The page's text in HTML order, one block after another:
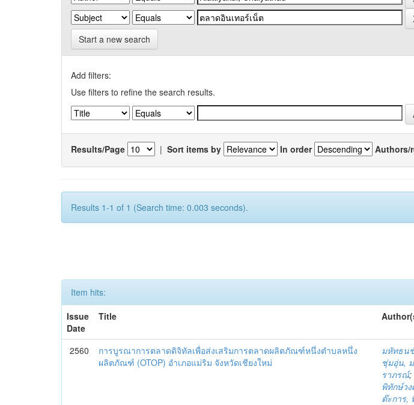
Start a new search
Add filters:
Use filters to refine the search results.
Results/Page | Sort items by In order Authors/
Results 1-1 of 1 (Search time: 0.003 seconds).
Item hits:
Issue
Date
Title
2560
การบูรณาการตลาดดิจิทัลเพื่อส่งเสริมการตลาดผลิตภัณฑ์หนึ่งตำบลหนึ่ง
ผลิตภัณฑ์ (OTOP) อำเภอแม่ริม จังหวัดเชียงใหม่
มหัทธน
ชุ่มอุ่น,
ราภรณ์;
พิทักษ์ว
ต๊ะการ,